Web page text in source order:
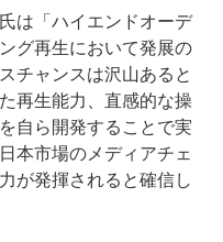
は「ハイエンドオーデ
グ再生において発展の
チャンスは沢山あると
再生能力、直感的な操
自ら開発することで実
本市場のメディアチェ
が発揮されると確信し